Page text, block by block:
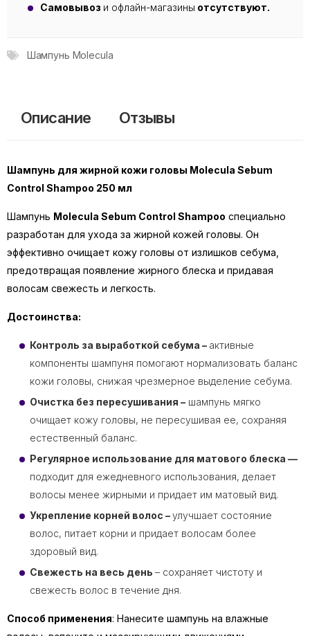
Самовывоз и офлайн-магазины отсутствуют.
Шампунь Molecula
Описание Отзывы
Шампунь для жирной кожи головы Molecula Sebum
Control Shampoo 250 мл
Шампунь Molecula Sebum Control Shampoo специально
разработан для ухода за жирной кожей головы. Он
эффективно очищает кожу головы от излишков себума,
предотвращая появление жирного блеска и придавая
волосам свежесть и легкость.
Достоинства:
Контроль за выработкой себума – активные
компоненты шампуня помогают нормализовать баланс
кожи головы, снижая чрезмерное выделение себума.
Очистка без пересушивания – шампунь мягко
очищает кожу головы, не пересушивая ее, сохраняя
естественный баланс.
Регулярное использование для матового блеска —
подходит для ежедневного использования, делает
волосы менее жирными и придает им матовый вид.
Укрепление корней волос –улучшает состояние
волос, питает корни и придает волосам более
здоровый вид.
Свежесть на весь день – сохраняет чистоту и
свежесть волос в течение дня.
Способ применения: Нанесите шампунь на влажные